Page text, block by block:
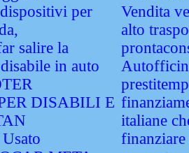
per
salire la
in auto
DISABILI E
Vendita
alto
italiane